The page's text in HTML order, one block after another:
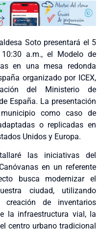
Soto presentará el 5
a.m., el Modelo de
en una mesa redonda
organizado por ICEX,
del Ministerio de
España. La presentación
como caso de
o replicadas en
Unidos y Europa.
las iniciativas del
en un referente
busca modernizar el
ciudad, utilizando
de inventarios
la infraestructura vial, la
centro urbano tradicional